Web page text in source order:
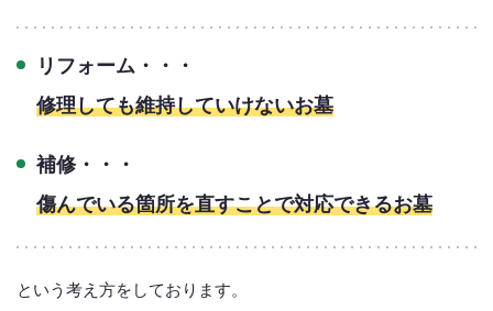
リフォーム・・・
修理しても維持していけないお墓
補修・・・
傷んでいる箇所を直すことで対応できるお墓
という考え方をしております。